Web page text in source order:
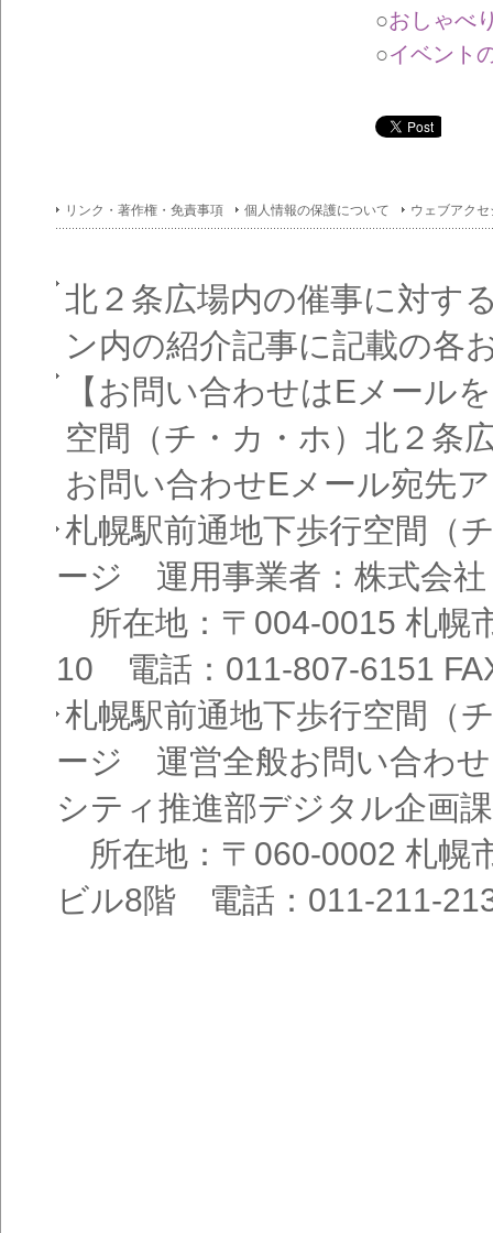
○おしゃべ
○イベント
リンク・著作権・免責事項 個人情報の保護について ウェブアク
北２条広場内の催事に対す
ン内の紹介記事に記載の各
【お問い合わせはEメール
空間（チ・カ・ホ）北２条
お問い合わせEメール宛先
札幌駅前通地下歩行空間（
ージ 運用事業者：株式会
所在地：〒004-0015 札幌
10 電話：011-807-6151
札幌駅前通地下歩行空間（
ージ 運営全般お問い合わ
シティ推進部デジタル企画課
所在地：〒060-0002 札幌
ビル8階 電話：011-211-